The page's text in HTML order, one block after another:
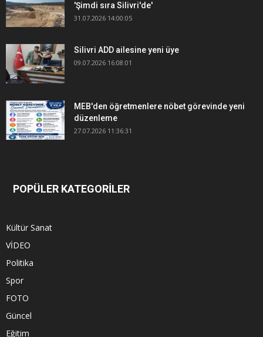
'Şimdi sıra Silivri'de'
31.07.2026 14:00:05
Silivri ADD ailesine yeni üye
09.07.2026 16:08:01
MEB'den öğretmenlere nöbet görevinde yeni
düzenleme
27.07.2026 11:36:31
POPÜLER KATEGORİLER
Kültür Sanat
VİDEO
Politika
Spor
FOTO
Güncel
Eğitim